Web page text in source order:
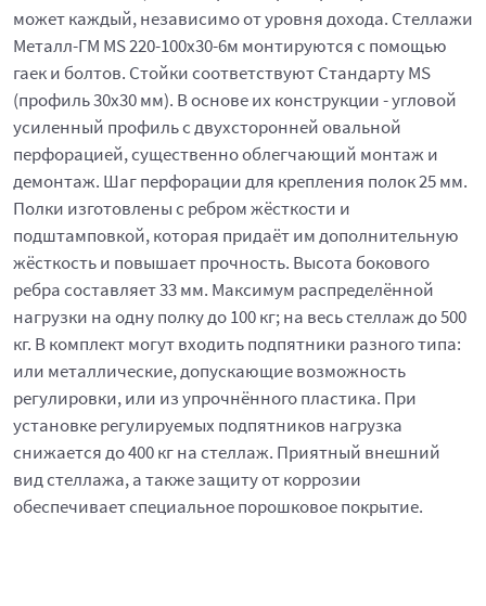
может каждый, независимо от уровня дохода. Стеллажи
Металл-ГМ MS 220-100х30-6м монтируются с помощью
гаек и болтов. Стойки соответствуют Стандарту MS
(профиль 30x30 мм). В основе их конструкции - угловой
усиленный профиль с двухсторонней овальной
перфорацией, существенно облегчающий монтаж и
демонтаж. Шаг перфорации для крепления полок 25 мм.
Полки изготовлены с ребром жёсткости и
подштамповкой, которая придаёт им дополнительную
жёсткость и повышает прочность. Высота бокового
ребра составляет 33 мм. Максимум распределённой
нагрузки на одну полку до 100 кг; на весь стеллаж до 500
кг. В комплект могут входить подпятники разного типа:
или металлические, допускающие возможность
регулировки, или из упрочнённого пластика. При
установке регулируемых подпятников нагрузка
снижается до 400 кг на стеллаж. Приятный внешний
вид стеллажа, а также защиту от коррозии
обеспечивает специальное порошковое покрытие.